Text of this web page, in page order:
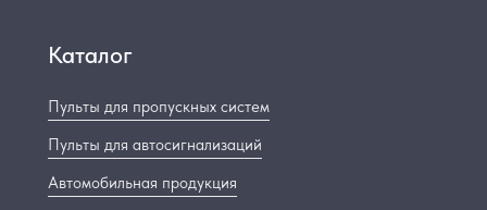
Каталог
Пульты для пропускных систем
Пульты для автосигнализаций
Автомобильная продукция